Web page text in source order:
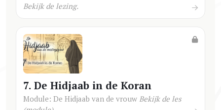
Bekijk de lezing.
7. De Hidjaab in de Koran
Module: De Hidjaab van de vrouw Bekijk de les